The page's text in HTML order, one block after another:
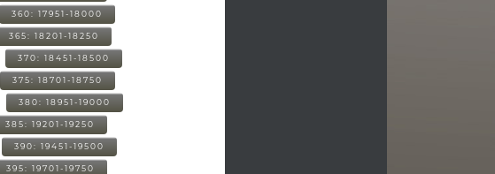
360: 17951-18000
365: 18201-18250
370: 18451-18500
375: 18701-18750
380: 18951-19000
385: 19201-19250
390: 19451-19500
395: 19701-19750